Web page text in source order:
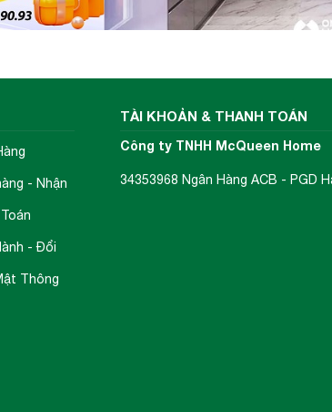
- Nhận
- Đổi
Thông
TÀI KHOẢN & THANH TOÁN
Công ty TNHH McQueen Home
34353968 Ngân Hàng ACB - PGD